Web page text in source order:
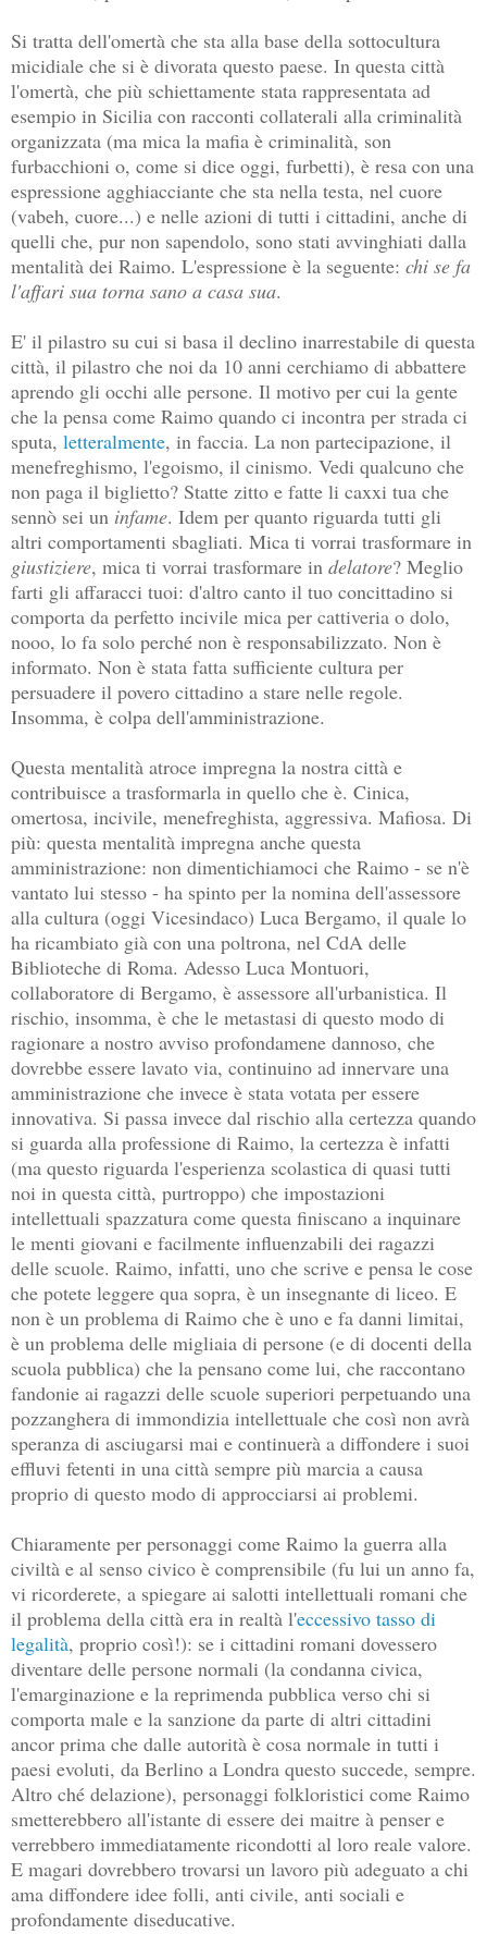
Si tratta dell'omertà che sta alla base della sottocultura
micidiale che si è divorata questo paese. In questa città
l'omertà, che più schiettamente stata rappresentata ad
esempio in Sicilia con racconti collaterali alla criminalità
organizzata (ma mica la mafia è criminalità, son
furbacchioni o, come si dice oggi, furbetti), è resa con una
espressione agghiacciante che sta nella testa, nel cuore
(vabeh, cuore...) e nelle azioni di tutti i cittadini, anche di
quelli che, pur non sapendolo, sono stati avvinghiati dalla
mentalità dei Raimo. L'espressione è la seguente: chi se fa
l'affari sua torna sano a casa sua.
E' il pilastro su cui si basa il declino inarrestabile di questa
città, il pilastro che noi da 10 anni cerchiamo di abbattere
aprendo gli occhi alle persone. Il motivo per cui la gente
che la pensa come Raimo quando ci incontra per strada ci
sputa, letteralmente, in faccia. La non partecipazione, il
menefreghismo, l'egoismo, il cinismo. Vedi qualcuno che
non paga il biglietto? Statte zitto e fatte li caxxi tua che
sennò sei un infame. Idem per quanto riguarda tutti gli
altri comportamenti sbagliati. Mica ti vorrai trasformare in
giustiziere, mica ti vorrai trasformare in delatore? Meglio
farti gli affaracci tuoi: d'altro canto il tuo concittadino si
comporta da perfetto incivile mica per cattiveria o dolo,
nooo, lo fa solo perché non è responsabilizzato. Non è
informato. Non è stata fatta sufficiente cultura per
persuadere il povero cittadino a stare nelle regole.
Insomma, è colpa dell'amministrazione.
Questa mentalità atroce impregna la nostra città e
contribuisce a trasformarla in quello che è. Cinica,
omertosa, incivile, menefreghista, aggressiva. Mafiosa. Di
più: questa mentalità impregna anche questa
amministrazione: non dimentichiamoci che Raimo - se n'è
vantato lui stesso - ha spinto per la nomina dell'assessore
alla cultura (oggi Vicesindaco) Luca Bergamo, il quale lo
ha ricambiato già con una poltrona, nel CdA delle
Biblioteche di Roma. Adesso Luca Montuori,
collaboratore di Bergamo, è assessore all'urbanistica. Il
rischio, insomma, è che le metastasi di questo modo di
ragionare a nostro avviso profondamene dannoso, che
dovrebbe essere lavato via, continuino ad innervare una
amministrazione che invece è stata votata per essere
innovativa. Si passa invece dal rischio alla certezza quando
si guarda alla professione di Raimo, la certezza è infatti
(ma questo riguarda l'esperienza scolastica di quasi tutti
noi in questa città, purtroppo) che impostazioni
intellettuali spazzatura come questa finiscano a inquinare
le menti giovani e facilmente influenzabili dei ragazzi
delle scuole. Raimo, infatti, uno che scrive e pensa le cose
che potete leggere qua sopra, è un insegnante di liceo. E
non è un problema di Raimo che è uno e fa danni limitai,
è un problema delle migliaia di persone (e di docenti della
scuola pubblica) che la pensano come lui, che raccontano
fandonie ai ragazzi delle scuole superiori perpetuando una
pozzanghera di immondizia intellettuale che così non avrà
speranza di asciugarsi mai e continuerà a diffondere i suoi
effluvi fetenti in una città sempre più marcia a causa
proprio di questo modo di approcciarsi ai problemi.
Chiaramente per personaggi come Raimo la guerra alla
civiltà e al senso civico è comprensibile (fu lui un anno fa,
vi ricorderete, a spiegare ai salotti intellettuali romani che
il problema della città era in realtà l'eccessivo tasso di
legalità, proprio così!): se i cittadini romani dovessero
diventare delle persone normali (la condanna civica,
l'emarginazione e la reprimenda pubblica verso chi si
comporta male e la sanzione da parte di altri cittadini
ancor prima che dalle autorità è cosa normale in tutti i
paesi evoluti, da Berlino a Londra questo succede, sempre.
Altro ché delazione), personaggi folkloristici come Raimo
smetterebbero all'istante di essere dei maitre à penser e
verrebbero immediatamente ricondotti al loro reale valore.
E magari dovrebbero trovarsi un lavoro più adeguato a chi
ama diffondere idee folli, anti civile, anti sociali e
profondamente diseducative.